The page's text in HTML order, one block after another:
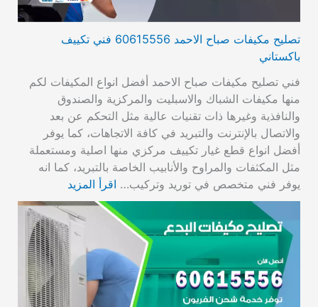
تصليح مكيفات صباح الاحمد 60615556 فني تكييف
باكستاني
فني تصليح مكيفات صباح الاحمد أفضل انواع المكيفات لكم
منها مكيفات الشباك والاسبليت والمركزية والصندوق
والنافذية وغيرها ذات تقنيات عالية مثل التحكم عن بعد
والاتصال بالإنترنت والتبريد في كافة الاتجاهات، كما يوفر
أفضل انواع قطع غيار تكييف مركزي منها اصلية ومستعملة
مثل المكثفات والمراوح والأنابيب الخاصة بالتبريد، كما انه
يوفر فني متخصص في توريد وتركيب… اقرأ المزيد